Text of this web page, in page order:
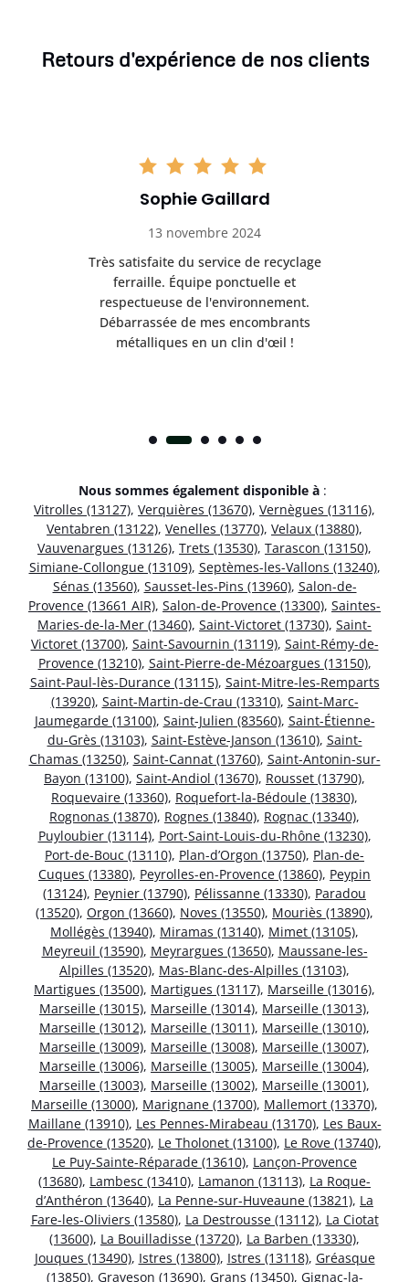
Retours d'expérience de nos clients
Sophie Gaillard
13 novembre 2024
Très satisfaite du service de recyclage
ferraille. Équipe ponctuelle et
respectueuse de l'environnement.
Débarrassée de mes encombrants
métalliques en un clin d'œil !
Nous sommes également disponible à :
Vitrolles (13127), Verquières (13670), Vernègues (13116),
Ventabren (13122), Venelles (13770), Velaux (13880),
Vauvenargues (13126), Trets (13530), Tarascon (13150),
Simiane-Collongue (13109), Septèmes-les-Vallons (13240),
Sénas (13560), Sausset-les-Pins (13960), Salon-de-
Provence (13661 AIR), Salon-de-Provence (13300), Saintes-
Maries-de-la-Mer (13460), Saint-Victoret (13730), Saint-
Victoret (13700), Saint-Savournin (13119), Saint-Rémy-de-
Provence (13210), Saint-Pierre-de-Mézoargues (13150),
Saint-Paul-lès-Durance (13115), Saint-Mitre-les-Remparts
(13920), Saint-Martin-de-Crau (13310), Saint-Marc-
Jaumegarde (13100), Saint-Julien (83560), Saint-Étienne-
du-Grès (13103), Saint-Estève-Janson (13610), Saint-
Chamas (13250), Saint-Cannat (13760), Saint-Antonin-sur-
Bayon (13100), Saint-Andiol (13670), Rousset (13790),
Roquevaire (13360), Roquefort-la-Bédoule (13830),
Rognonas (13870), Rognes (13840), Rognac (13340),
Puyloubier (13114), Port-Saint-Louis-du-Rhône (13230),
Port-de-Bouc (13110), Plan-d’Orgon (13750), Plan-de-
Cuques (13380), Peyrolles-en-Provence (13860), Peypin
(13124), Peynier (13790), Pélissanne (13330), Paradou
(13520), Orgon (13660), Noves (13550), Mouriès (13890),
Mollégès (13940), Miramas (13140), Mimet (13105),
Meyreuil (13590), Meyrargues (13650), Maussane-les-
Alpilles (13520), Mas-Blanc-des-Alpilles (13103),
Martigues (13500), Martigues (13117), Marseille (13016),
Marseille (13015), Marseille (13014), Marseille (13013),
Marseille (13012), Marseille (13011), Marseille (13010),
Marseille (13009), Marseille (13008), Marseille (13007),
Marseille (13006), Marseille (13005), Marseille (13004),
Marseille (13003), Marseille (13002), Marseille (13001),
Marseille (13000), Marignane (13700), Mallemort (13370),
Maillane (13910), Les Pennes-Mirabeau (13170), Les Baux-
de-Provence (13520), Le Tholonet (13100), Le Rove (13740),
Le Puy-Sainte-Réparade (13610), Lançon-Provence
(13680), Lambesc (13410), Lamanon (13113), La Roque-
d’Anthéron (13640), La Penne-sur-Huveaune (13821), La
Fare-les-Oliviers (13580), La Destrousse (13112), La Ciotat
(13600), La Bouilladisse (13720), La Barben (13330),
Jouques (13490), Istres (13800), Istres (13118), Gréasque
(13850), Graveson (13690), Grans (13450), Gignac-la-